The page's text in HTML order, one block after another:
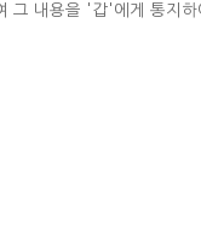
그 내용을 '갑'에게 통지하